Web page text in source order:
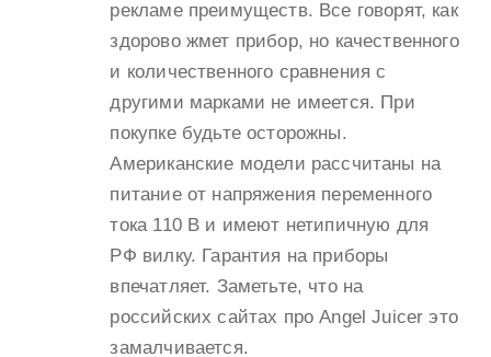
рекламе преимуществ. Все говорят, как
здорово жмет прибор, но качественного
и количественного сравнения с
другими марками не имеется. При
покупке будьте осторожны.
Американские модели рассчитаны на
питание от напряжения переменного
тока 110 В и имеют нетипичную для
РФ вилку. Гарантия на приборы
впечатляет. Заметьте, что на
российских сайтах про Angel Juicer это
замалчивается.